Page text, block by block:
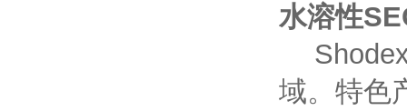
水溶性
域。特色